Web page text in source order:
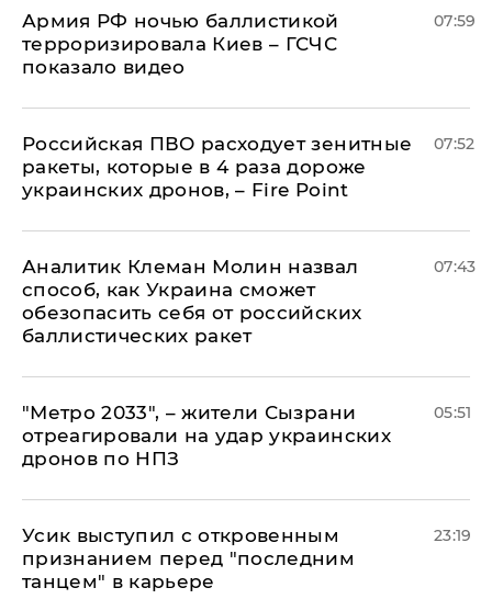
Армия РФ ночью баллистикой
терроризировала Киев – ГСЧС
показало видео
07:59
Российская ПВО расходует зенитные
ракеты, которые в 4 раза дороже
украинских дронов, – Fire Point
07:52
Аналитик Клеман Молин назвал
способ, как Украина сможет
обезопасить себя от российских
баллистических ракет
07:43
"Метро 2033", – жители Сызрани
отреагировали на удар украинских
дронов по НПЗ
05:51
Усик выступил с откровенным
признанием перед "последним
танцем" в карьере
23:19